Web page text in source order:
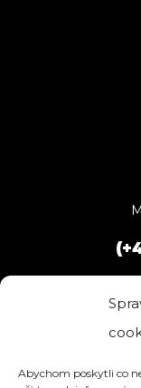
Abychom poskytli co